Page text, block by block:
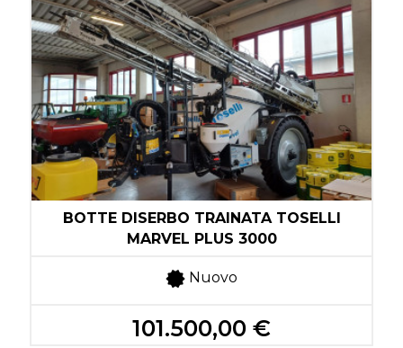
BOTTE DISERBO TRAINATA TOSELLI
MARVEL PLUS 3000
Nuovo
101.500,00 €